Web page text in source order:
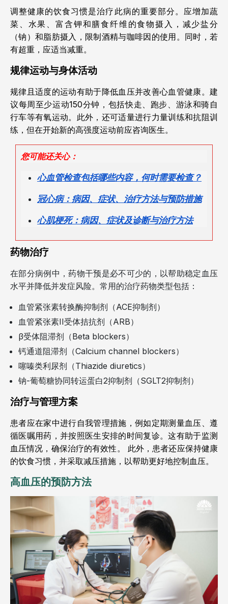
调整健康的饮食习惯是治疗此病的重要部分。应增加蔬
菜、水果、富含钾和膳食纤维的食物摄入，减少盐分
（钠）和脂肪摄入，限制酒精与咖啡因的使用。同时，若
有超重，应适当减重。
规律运动与身体活动
规律且适度的运动有助于降低血压并改善心血管健康。建
议每周至少运动150分钟，包括快走、跑步、游泳和骑自
行车等有氧运动。此外，还可适量进行力量训练和抗阻训
练，但在开始新的高强度运动前应咨询医生。
您可能还关心：
心血管检查包括哪些内容，何时需要检查？
冠心病：病因、症状、治疗方法与预防措施
心肌梗死：病因、症状及诊断与治疗方法
药物治疗
在部分病例中，药物干预是必不可少的，以帮助稳定血压
水平并降低并发症风险。常用的治疗药物类型包括：
血管紧张素转换酶抑制剂（ACE抑制剂）
血管紧张素II受体拮抗剂（ARB）
β受体阻滞剂（Beta blockers）
钙通道阻滞剂（Calcium channel blockers）
噻嗪类利尿剂（Thiazide diuretics）
钠-葡萄糖协同转运蛋白2抑制剂（SGLT2抑制剂）
治疗与管理方案
患者应在家中进行自我管理措施，例如定期测量血压、遵
循医嘱用药，并按照医生安排的时间复诊。这有助于监测
血压情况，确保治疗的有效性。
此外，患者还应保持健康
的饮食习惯，并采取减压措施，以帮助更好地控制血压。
高血压的预防方法